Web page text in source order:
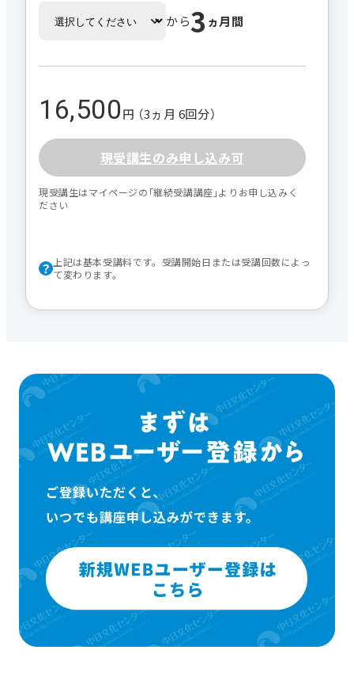
から3 ヵ月間
16,500円 （3ヵ月 6回分）
現受講生のみ申し込み可
現受講生はマイページの｢継続受講講座｣よりお申し込みく
ださい
上記は基本受講料です。受講開始日または受講回数によっ
て変わります。